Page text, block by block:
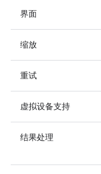
界面
缩放
重试
虚拟设备支持
结果处理